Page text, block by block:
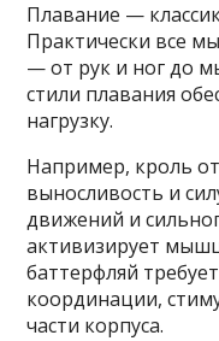
Плавание —
Практически все
— от рук и ног до
стили плавания
нагрузку.
Например, кроль
выносливость и
движений и
активизирует
баттерфляй
координации,
части корпуса.